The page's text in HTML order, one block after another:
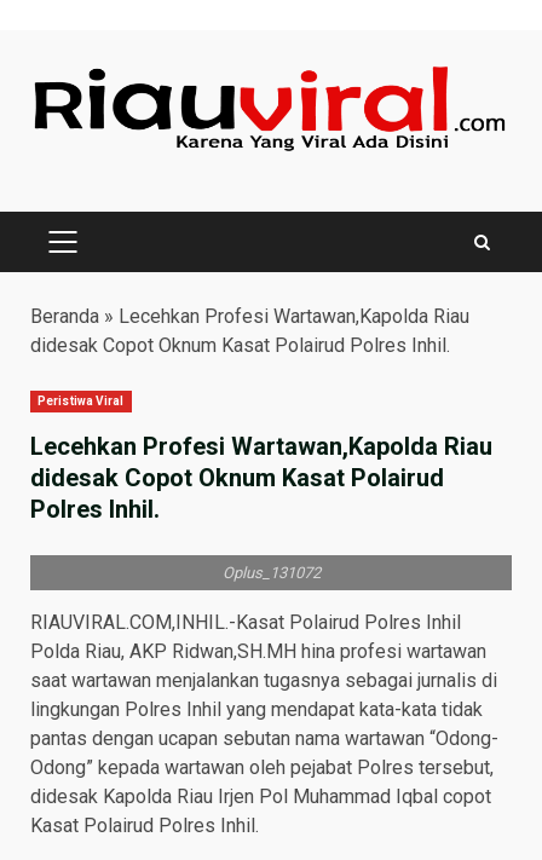
content
PRIMARY
Beranda » Lecehkan Profesi Wartawan,Kapolda Riau
didesak Copot Oknum Kasat Polairud Polres Inhil.
Peristiwa Viral
Lecehkan Profesi Wartawan,Kapolda Riau
didesak Copot Oknum Kasat Polairud
Polres Inhil.
Oplus_131072
RIAUVIRAL.COM,INHIL.-Kasat Polairud Polres Inhil
Polda Riau, AKP Ridwan,SH.MH hina profesi wartawan
saat wartawan menjalankan tugasnya sebagai jurnalis di
lingkungan Polres Inhil yang mendapat kata-kata tidak
pantas dengan ucapan sebutan nama wartawan “Odong-
Odong” kepada wartawan oleh pejabat Polres tersebut,
didesak Kapolda Riau Irjen Pol Muhammad Iqbal copot
Kasat Polairud Polres Inhil.